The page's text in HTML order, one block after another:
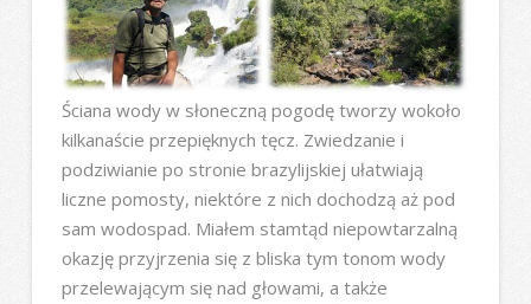
Ściana wody w słoneczną pogodę tworzy wokoło
kilkanaście przepięknych tęcz. Zwiedzanie i
podziwianie po stronie brazylijskiej ułatwiają
liczne pomosty, niektóre z nich dochodzą aż pod
sam wodospad. Miałem stamtąd niepowtarzalną
okazję przyjrzenia się z bliska tym tonom wody
przelewającym się nad głowami, a także